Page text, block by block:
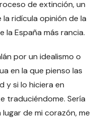
de extinción, un
ridícula opinión de la
la España más rancia.
por un idealismo o
en la que pienso las
y si lo hiciera en
traduciéndome. Sería
de mi corazón, me